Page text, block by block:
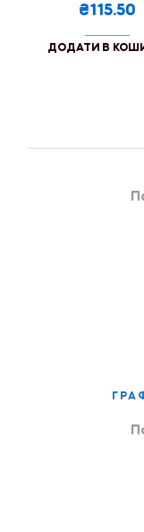
₴115.50
ДОДАТИ В